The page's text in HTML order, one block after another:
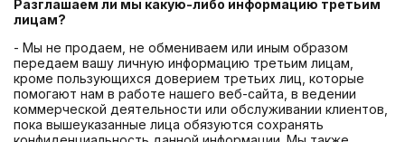
Разглашаем ли мы какую-либо информацию третьим
лицам?
- Мы не продаем, не обмениваем или иным образом
передаем вашу личную информацию третьим лицам,
кроме пользующихся доверием третьих лиц, которые
помогают нам в работе нашего веб-сайта, в ведении
коммерческой деятельности или обслуживании клиентов,
пока вышеуказанные лица обязуются сохранять